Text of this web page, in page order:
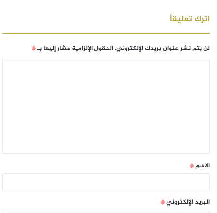
اترك تعليقاً
لن يتم نشر عنوان بريدك الإلكتروني.الحقول الإلزامية مشار إليها بـ*
الاسم*
البريد الإلكتروني*